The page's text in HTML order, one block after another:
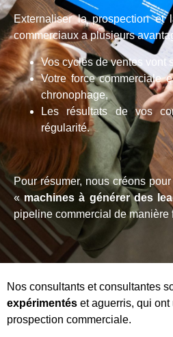
Externaliser la prospection et
commerciaux a plusieurs
Vos cycles de ventes vont
Votre force commerciale
chronophage,
Les résultats de vos
régularité.
Pour résumer, nous créons
« machines à générer des
pipeline commercial de manière
Nos consultants et consultantes
expérimentés et aguerris, qui
prospection commerciale.